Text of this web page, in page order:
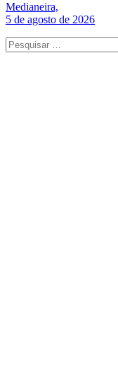
Medianeira,
5 de agosto de 2026